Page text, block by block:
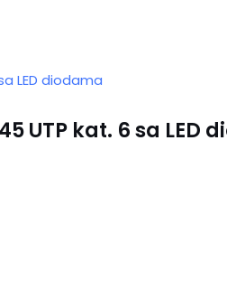
UTP kat. 6 sa LED